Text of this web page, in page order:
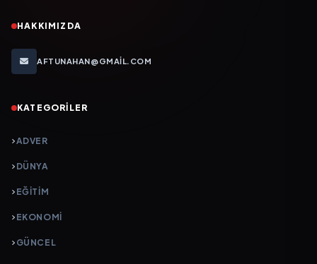
HAKKIMIZDA
AFTUNAHAN@GMAIL.COM
KATEGORILER
ADVER
DÜNYA
EĞİTİM
EKONOMİ
GÜNCEL